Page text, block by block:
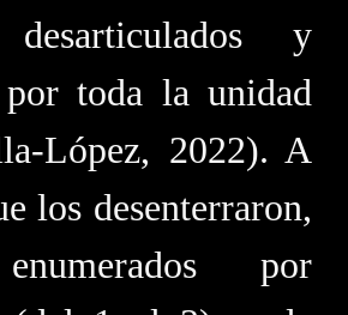
y
por toda la unidad
López, 2022). A
los desenterraron,
por